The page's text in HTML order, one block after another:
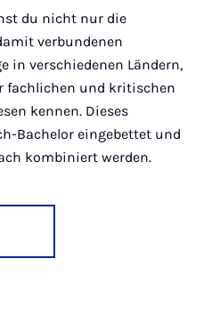
du nicht nur die
verbundenen
in verschiedenen Ländern,
fachlichen und kritischen
kennen. Dieses
Bachelor eingebettet und
kombiniert werden.